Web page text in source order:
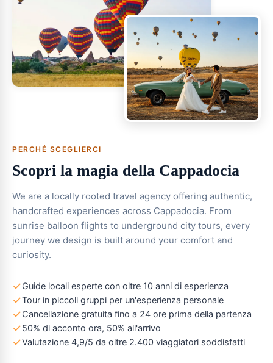
PERCHÉ SCEGLIERCI
Scopri la magia della Cappadocia
We are a locally rooted travel agency offering authentic,
handcrafted experiences across Cappadocia. From
sunrise balloon flights to underground city tours, every
journey we design is built around your comfort and
curiosity.
Guide locali esperte con oltre 10 anni di esperienza
Tour in piccoli gruppi per un'esperienza personale
Cancellazione gratuita fino a 24 ore prima della partenza
50% di acconto ora, 50% all'arrivo
Valutazione 4,9/5 da oltre 2.400 viaggiatori soddisfatti